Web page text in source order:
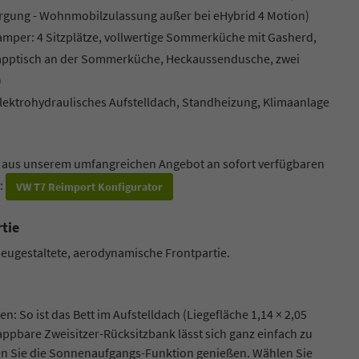
- Wohnmobilzulassung außer bei eHybrid 4 Motion)
4 Sitzplätze, vollwertige Sommerküche mit Gasherd,
an der Sommerküche, Heckaussendusche, zwei
Aufstelldach, Standheizung, Klimaanlage
unserem umfangreichen Angebot an sofort verfügbaren
VW T7 Reimport Konfigurator
aerodynamische Frontpartie.
So ist das Bett im Aufstelldach (Liegefläche 1,14 × 2,05
Zweisitzer-Rücksitzbank lässt sich ganz einfach zu
Sie die Sonnenaufgangs-Funktion genießen. Wählen Sie